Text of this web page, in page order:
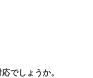
でしょうか。